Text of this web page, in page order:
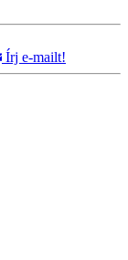
Írj e-mailt!